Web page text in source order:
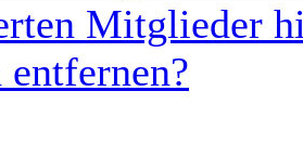
Mitglieder